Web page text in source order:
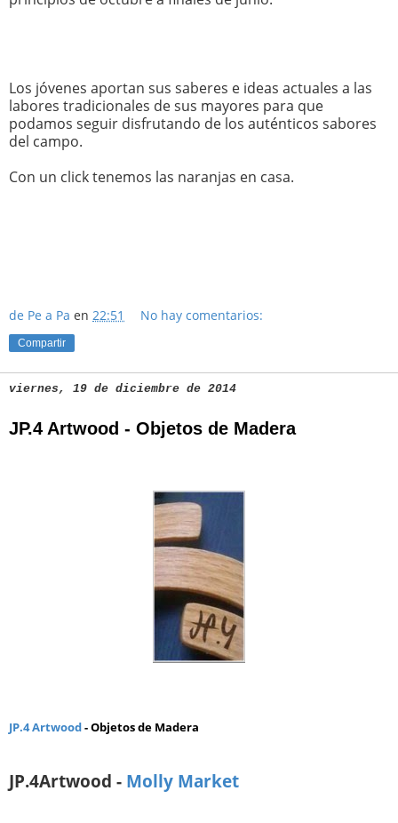
Los jóvenes aportan sus saberes e ideas actuales a las
labores tradicionales de sus mayores para que
podamos seguir disfrutando de los auténticos sabores
del campo.
Con un click tenemos las naranjas en casa.
de Pe a Pa en 22:51 No hay comentarios:
Compartir
viernes, 19 de diciembre de 2014
JP.4 Artwood - Objetos de Madera
JP.4 Artwood- Objetos de Madera
JP.4Artwood - Molly Market